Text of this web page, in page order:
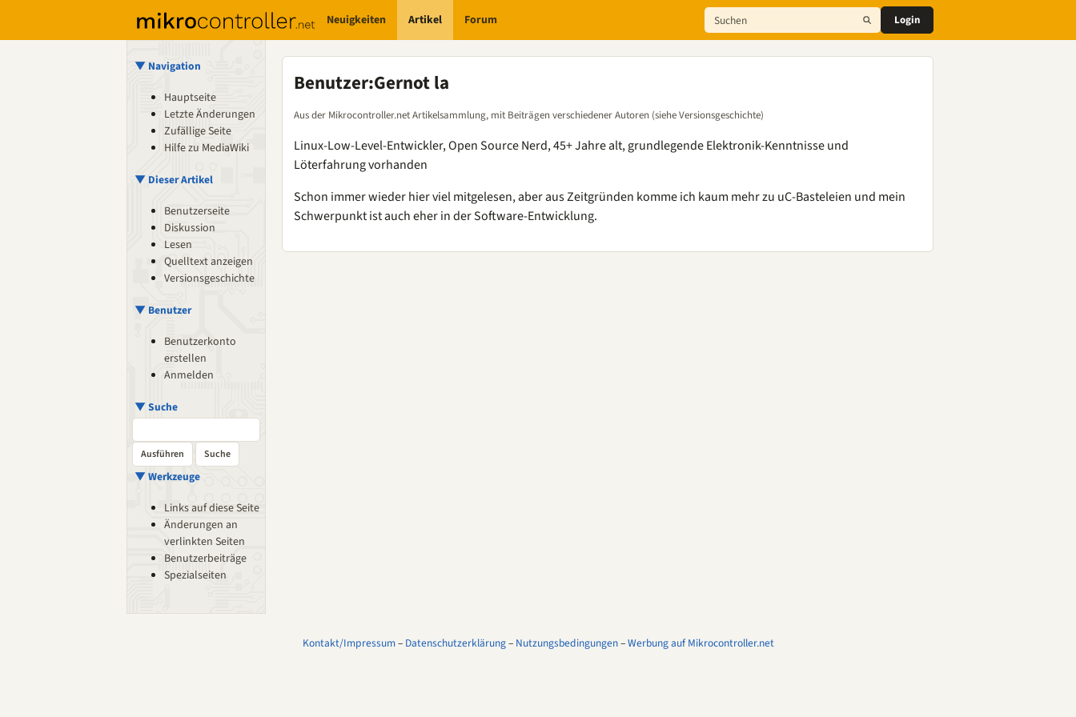
Neuigkeiten Artikel Forum Login
▼ Navigation
Hauptseite
Letzte Änderungen
Zufällige Seite
Hilfe zu MediaWiki
▼ Dieser Artikel
Benutzerseite
Diskussion
Lesen
Quelltext anzeigen
Versionsgeschichte
▼ Benutzer
Benutzerkonto
erstellen
Anmelden
▼ Suche
▼ Werkzeuge
Links auf diese Seite
Änderungen an
verlinkten Seiten
Benutzerbeiträge
Spezialseiten
Benutzer:Gernot la
Aus der Mikrocontroller.net Artikelsammlung, mit Beiträgen verschiedener Autoren (siehe Versionsgeschichte)
Linux-Low-Level-Entwickler, Open Source Nerd, 45+ Jahre alt, grundlegende Elektronik-Kenntnisse und
Löterfahrung vorhanden
Schon immer wieder hier viel mitgelesen, aber aus Zeitgründen komme ich kaum mehr zu uC-Basteleien und mein
Schwerpunkt ist auch eher in der Software-Entwicklung.
Kontakt/Impressum– Datenschutzerklärung– Nutzungsbedingungen–Werbung auf Mikrocontroller.net